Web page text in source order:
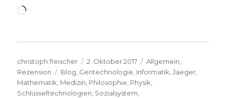
Wird
Autor
christoph.fleischer
Veröffentlicht
am
2. Oktober 2017 Kategorien
Allgemein,
Rezension
Schlagwörter
Blog, Gentechnologie, Informatik,Jaeger,
Mathematik, Medizin, Philosophie, Physik,
Schlüsseltechnologien, Sozialsystem,